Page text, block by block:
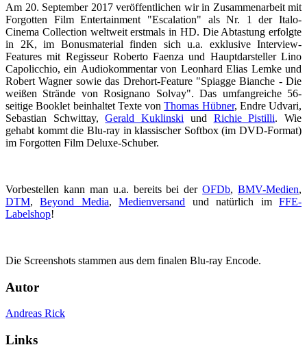
Am 20. September 2017 veröffentlichen wir in Zusammenarbeit mit
Forgotten Film Entertainment "Escalation" als Nr. 1 der Italo-
Cinema Collection weltweit erstmals in HD. Die Abtastung erfolgte
in 2K, im Bonusmaterial finden sich u.a. exklusive Interview-
Features mit Regisseur Roberto Faenza und Hauptdarsteller Lino
Capolicchio, ein Audiokommentar von Leonhard Elias Lemke und
Robert Wagner sowie das Drehort-Feature "Spiagge Bianche - Die
weißen Strände von Rosignano Solvay". Das umfangreiche 56-
seitige Booklet beinhaltet Texte vonThomas Hübner, Endre Udvari,
Sebastian Schwittay,Gerald Kuklinski und Richie Pistilli. Wie
gehabt kommt die Blu-ray in klassischer Softbox (im DVD-Format)
im Forgotten Film Deluxe-Schuber.
Vorbestellen kann man u.a. bereits bei derOFDb, BMV-Medien,
DTM,Beyond Media,Medienversand und natürlich imFFE-
Labelshop!
Die Screenshots stammen aus dem finalen Blu-ray Encode.
Autor
Andreas Rick
Links